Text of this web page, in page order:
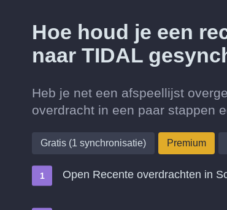
Hoe houd je een
naar TIDAL
Heb je net een afspeellijst
overdracht in een paar stappen
Gratis (1 synchronisatie) Premium
Open Recente overdrachten in